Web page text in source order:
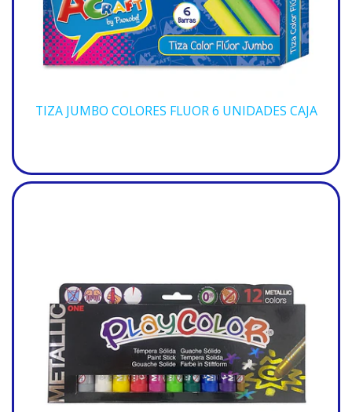
TIZA JUMBO COLORES FLUOR 6 UNIDADES CAJA